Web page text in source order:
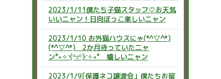
2023/1/11僕たち子猫スタッフ♡お天気
いいニャン！日向ぼっこ楽しいニャン
2023/1/10 お外猫ハウスにゃ(*^▽^*)
(*^▽^*) 2か月待っていたニャ
ン°˖✧◝(⁰▿⁰)◜✧˖° 嬉しいニャン
2023/1/9[保護ネコ譲渡会」僕たちお留